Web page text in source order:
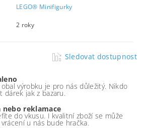
LEGO® Minifigurky
2 roky
Sledovat dostupnost
výrobku je pro nás důležitý. Nikdo
dárek jak z bazaru.
nebo reklamace
do vkusu. I kvalitní zboží se může
u nás bude hračka.